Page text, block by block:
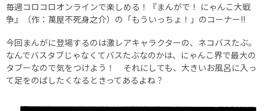
毎週コロコロオンラインで楽しめる！『まんがで！ にゃんこ大戦
争』（作：萬屋不死身之介）の「もういっちょ！」のコーナー!!
今回まんがに登場するのは激レアキャラクターの、ネコバスたぶ。
なんでバスタブじゃなくてバスたぶなのかは、にゃんこ界で最大の
タブーなので気をつけよう！ それにしても、大きいお風呂に入っ
て足をのばしたくなるときってあるよね？